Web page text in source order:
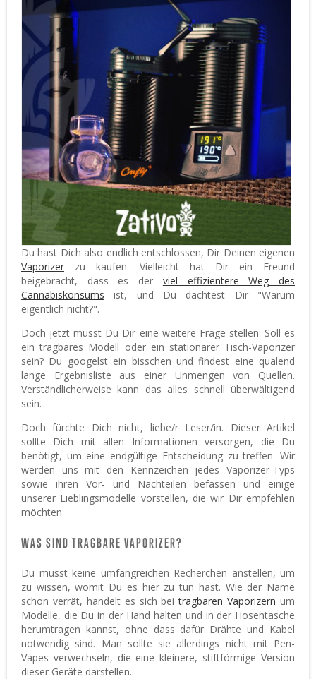
Du hast Dich also endlich entschlossen, Dir Deinen eigenen
Vaporizer zu kaufen. Vielleicht hat Dir ein Freund
beigebracht, dass es der viel effizientere Weg des
Cannabiskonsums ist, und Du dachtest Dir "Warum
eigentlich nicht?".
Doch jetzt musst Du Dir eine weitere Frage stellen: Soll es
ein tragbares Modell oder ein stationärer Tisch-Vaporizer
sein? Du googelst ein bisschen und findest eine quälend
lange Ergebnisliste aus einer Unmengen von Quellen.
Verständlicherweise kann das alles schnell überwältigend
sein.
Doch fürchte Dich nicht, liebe/r Leser/in. Dieser Artikel
sollte Dich mit allen Informationen versorgen, die Du
benötigt, um eine endgültige Entscheidung zu treffen. Wir
werden uns mit den Kennzeichen jedes Vaporizer-Typs
sowie ihren Vor- und Nachteilen befassen und einige
unserer Lieblingsmodelle vorstellen, die wir Dir empfehlen
möchten.
WAS SIND TRAGBARE VAPORIZER?
Du musst keine umfangreichen Recherchen anstellen, um
zu wissen, womit Du es hier zu tun hast. Wie der Name
schon verrät, handelt es sich beitragbaren Vaporizern um
Modelle, die Du in der Hand halten und in der Hosentasche
herumtragen kannst, ohne dass dafür Drähte und Kabel
notwendig sind. Man sollte sie allerdings nicht mit Pen-
Vapes verwechseln, die eine kleinere, stiftförmige Version
dieser Geräte darstellen.